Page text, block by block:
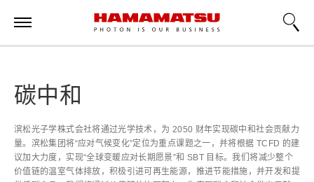
碳中和
滨松光子学株式会社将通过光学技术，为 2050 财年实现碳中和社会贡献力
量。滨松集团将“应对气候变化”定位为重点课题之一，并将根据 TCFD 的建
议加大力度，实现“全球变暖应对长期愿景”和 SBT 目标。我们将减少整个
价值链的温室气体排放，积极引进可再生能源，推进节能措施，并开发和提